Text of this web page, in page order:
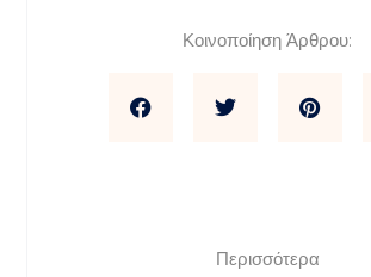
Κοινοποίηση Άρθρου:
Περισσότερα